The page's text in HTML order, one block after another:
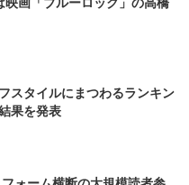
スタイルにまつわるランキン
果を発表